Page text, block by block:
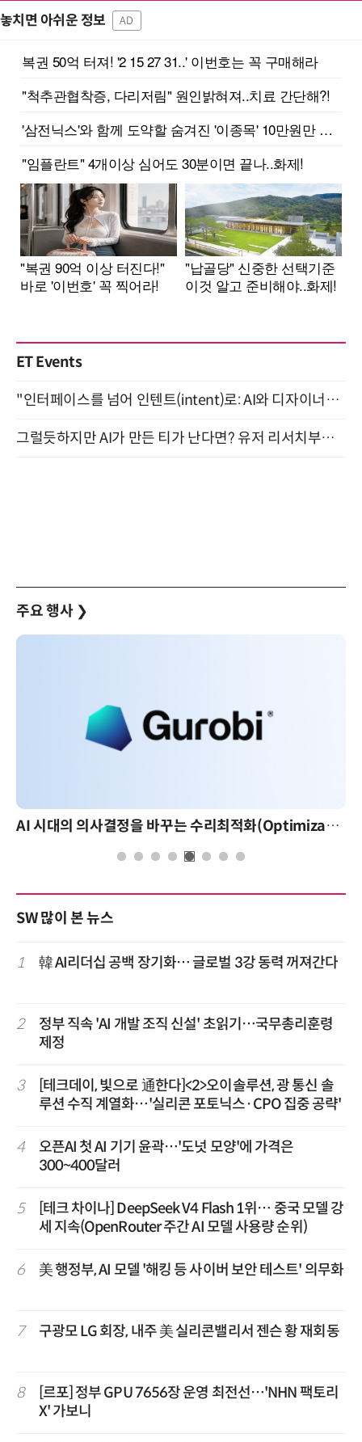
놓치면 아쉬운 정보 AD
ET Events
"인터페이스를 넘어 인텐트(intent)로: AI와 디자이너가 함께 만드는 공존의 UX" 강남역 (9/2)
그럴듯하지만 AI가 만든 티가 난다면? 유저 리서치부터 배포까지! (9/15)
주요 행사 ❯
AI 시대의 의사결정을 바꾸는 수리최적화(Optimization): 실제 산업 적용 사례와 활용 전략
SW 많이 본 뉴스
1 韓 AI리더십 공백 장기화… 글로벌 3강 동력 꺼져간다
2
정부 직속 'AI 개발 조직 신설' 초읽기…국무총리훈령
제정
3
[테크데이, 빛으로 通한다]<2>오이솔루션, 광 통신 솔
루션 수직 계열화…'실리콘 포토닉스·CPO 집중 공략'
4
오픈AI 첫 AI 기기 윤곽…'도넛 모양'에 가격은
300~400달러
5
[테크 차이나] DeepSeek V4 Flash 1위… 중국 모델 강
세 지속(OpenRouter 주간 AI 모델 사용량 순위)
6 美 행정부, AI 모델 '해킹 등 사이버 보안 테스트' 의무화
7 구광모 LG 회장, 내주 美 실리콘밸리서 젠슨 황 재회동
8
[르포] 정부 GPU 7656장 운영 최전선…'NHN 팩토리
X' 가보니